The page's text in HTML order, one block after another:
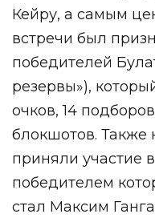
Кейру, а самым
встречи был
победителей
резервы»),
очков, 14
блокшотов. Также
приняли участие
победителем
стал Максим